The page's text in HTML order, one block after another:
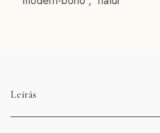
Leírás